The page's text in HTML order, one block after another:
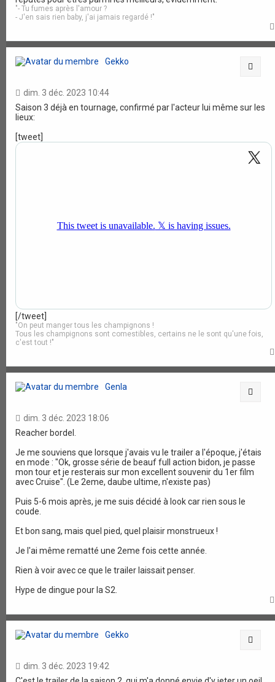
"- Tu fumes après l'amour ?
- J'en sais rien baby, j'ai jamais regardé !"
Gekko
dim. 3 déc. 2023 10:44
Saison 3 déjà en tournage, confirmé par l'acteur lui même sur les
lieux:
[tweet]
[/tweet]
"On peut manger tous les champignons !
Tous les champignons sont comestibles, certains ne le sont qu'une fois,
c'est tout !"
Genla
dim. 3 déc. 2023 18:06
Reacher bordel.
Je me souviens que lorsque j'avais vu le trailer a l'époque, j'étais
en mode : "Ok, grosse série de beauf full action bidon, je passe
mon tour et je resterais sur mon excellent souvenir du 1er film
avec Cruise". (Le 2eme, daube ultime, n'existe pas)
Puis 5-6 mois après, je me suis décidé à look car rien sous le
coude.
Et bon sang, mais quel pied, quel plaisir monstrueux !
Je l'ai même rematté une 2eme fois cette année.
Rien à voir avec ce que le trailer laissait penser.
Hype de dingue pour la S2.
Gekko
dim. 3 déc. 2023 19:42